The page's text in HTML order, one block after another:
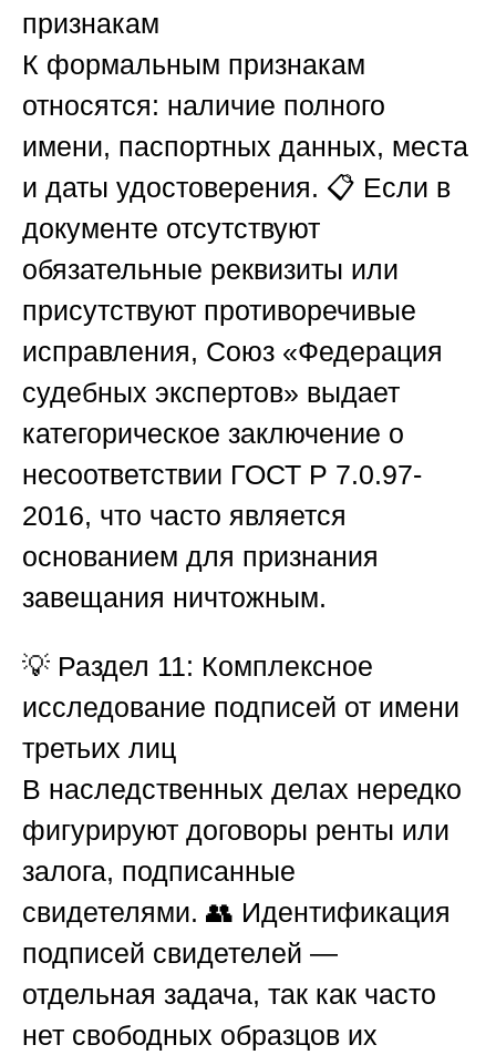
признакам
К формальным признакам
относятся: наличие полного
имени, паспортных данных, места
и даты удостоверения. 📋 Если в
документе отсутствуют
обязательные реквизиты или
присутствуют противоречивые
исправления, Союз «Федерация
судебных экспертов» выдает
категорическое заключение о
несоответствии ГОСТ Р 7.0.97-
2016, что часто является
основанием для признания
завещания ничтожным.
💡 Раздел 11: Комплексное
исследование подписей от имени
третьих лиц
В наследственных делах нередко
фигурируют договоры ренты или
залога, подписанные
свидетелями. 👥 Идентификация
подписей свидетелей —
отдельная задача, так как часто
нет свободных образцов их